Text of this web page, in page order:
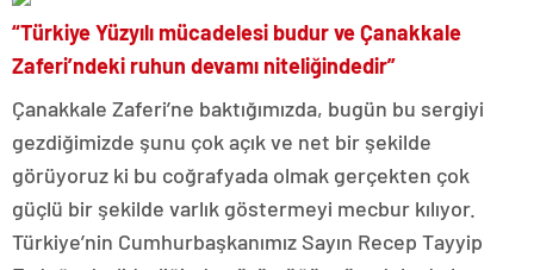
“Türkiye Yüzyılı mücadelesi budur ve Çanakkale
Zaferi’ndeki ruhun devamı niteliğindedir”
Çanakkale Zaferi’ne baktığımızda, bugün bu sergiyi
gezdiğimizde şunu çok açık ve net bir şekilde
görüyoruz ki bu coğrafyada olmak gerçekten çok
güçlü bir şekilde varlık göstermeyi mecbur kılıyor.
Türkiye’nin Cumhurbaşkanımız Sayın Recep Tayyip